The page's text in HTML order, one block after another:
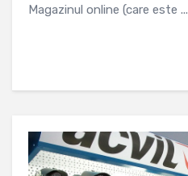
Magazinul online (care este ...